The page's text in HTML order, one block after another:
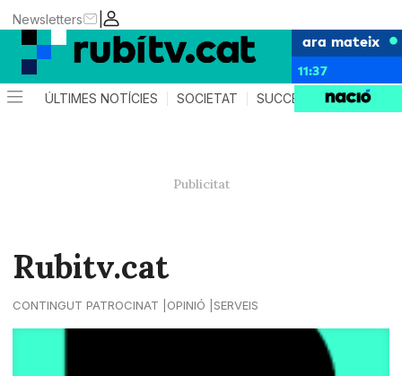
|
Newsletters
ara mateix
11:37
ÚLTIMES NOTÍCIES SOCIETAT SUCCESSOS
Rubitv.cat
CONTINGUT PATROCINAT OPINIÓ SERVEIS